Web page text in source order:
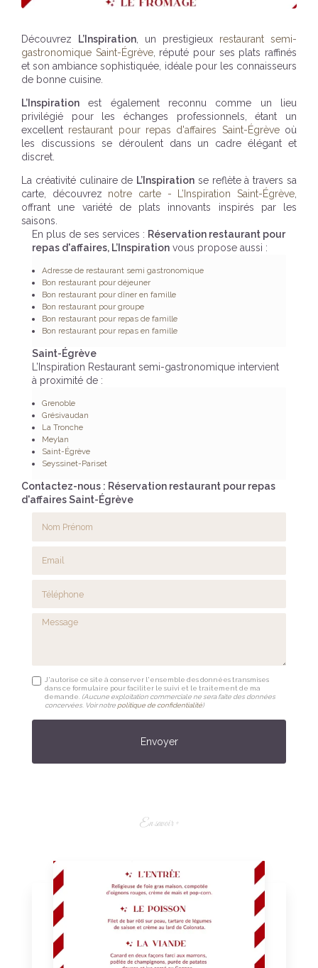
Découvrez L’Inspiration , un prestigieux restaurant semi-
gastronomique Saint-Égrève, réputé pour ses plats raffinés
et son ambiance sophistiquée, idéale pour les connaisseurs
de bonne cuisine.
L’Inspiration est également reconnu comme un lieu
privilégié pour les échanges professionnels, étant un
excellent restaurant pour repas d'affaires Saint-Égrèveoù
les discussions se déroulent dans un cadre élégant et
discret.
La créativité culinaire de L’Inspiration se reflète à travers sa
carte, découvrez notre carte - L’Inspiration Saint-Égrève
offrant une variété de plats innovants inspirés par les
saisons.
En plus de ses services : Réservation restaurant pour
repas d'affaires, L’Inspiration vous propose aussi :
Adresse de restaurant semi gastronomique
Bon restaurant pour déjeuner
Bon restaurant pour dîner en famille
Bon restaurant pour groupe
Bon restaurant pour repas de famille
Bon restaurant pour repas en famille
Saint-Égrève
L’Inspiration Restaurant semi-gastronomique intervient
à proximité de :
Grenoble
Grésivaudan
La Tronche
Meylan
Saint-Égrève
Seyssinet-Pariset
Contactez-nous : Réservation restaurant pour repas
d'affaires Saint-Égrève
Message
J'autorise ce site à conserver l'ensemble des données transmises
dans ce formulaire pour faciliter le suivi et le traitement de ma
demande. (Aucune exploitation commerciale ne sera faite des données
concervées. Voir notre politique de confidentialité)
En savoir +